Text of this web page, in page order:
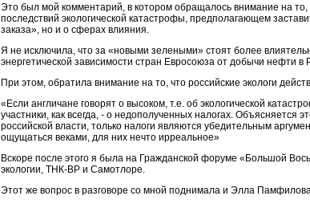
Это был мой комментарий, в котором обращалось внимание на то,
последствий экологической катастрофы, предполагающем
заказа», но и о сферах влияния.
Я не исключила, что за «новыми зелеными» стоят более
энергетической зависимости стран Евросоюза от добычи нефти в
При этом, обратила внимание на то, что российские экологи
«Если англичане говорят о высоком, т.е. об экологической
участники, как всегда, - о недополученных налогах. Объясняется
российской власти, только налоги являются убедительным
ощущаться веками, для них нечто ирреальное»
Вскоре после этого я была на Гражданской форуме «Большой
экологии, ТНК-ВP и Самотлоре.
Этот же вопрос в разговоре со мной поднимала и Элла Памфилова.